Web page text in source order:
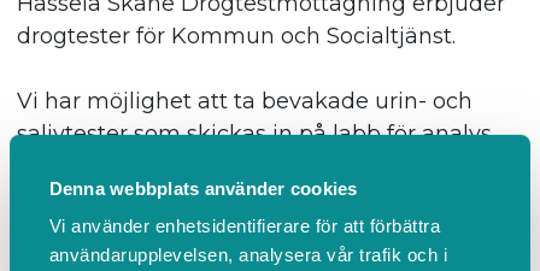
Denna webbplats använder cookies
Vi använder enhetsidentifierare för att förbättra
användarupplevelsen, analysera vår trafik och i
drogtester för Kommun och Socialtjänst.
Vi har möjlighet att ta bevakade urin- och
salivtester som skickas in på labb för analys.
drogtester och ackrediterade labbanalyser. Vi